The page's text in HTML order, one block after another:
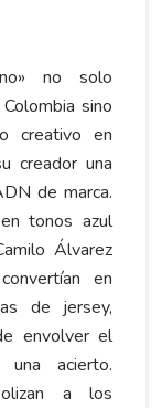
no solo
sino
creativo en
creador una
de marca.
tonos azul
Álvarez
en
de jersey,
envolver el
acierto.
a los